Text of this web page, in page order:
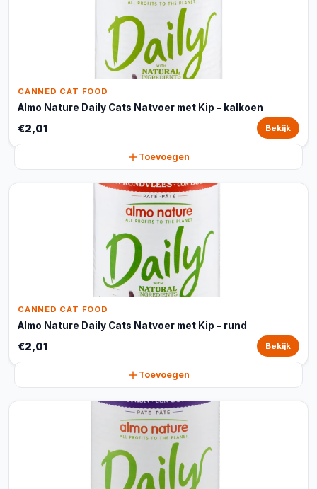
CANNED CAT FOOD
Almo Nature Daily Cats Natvoer met Kip - kalkoen
€2,01 Bekijk
Toevoegen
CANNED CAT FOOD
Almo Nature Daily Cats Natvoer met Kip - rund
€2,01 Bekijk
Toevoegen